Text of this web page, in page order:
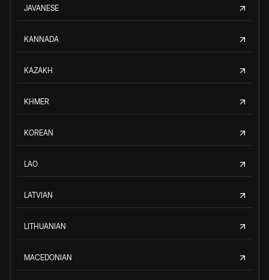
JAVANESE
KANNADA
KAZAKH
KHMER
KOREAN
LAO
LATVIAN
LITHUANIAN
MACEDONIAN